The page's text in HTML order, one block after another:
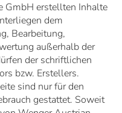
GmbH erstellten Inhalte
dem
Bearbeitung,
außerhalb der
der schriftlichen
bzw. Erstellers.
sind nur für den
gestattet. Soweit